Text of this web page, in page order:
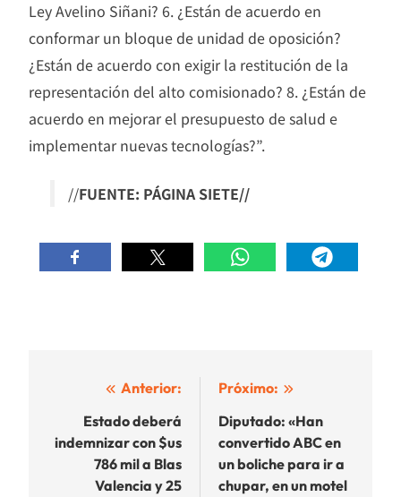
Ley Avelino Siñani? 6. ¿Están de acuerdo en
conformar un bloque de unidad de oposición?
¿Están de acuerdo con exigir la restitución de la
representación del alto comisionado? 8. ¿Están de
acuerdo en mejorar el presupuesto de salud e
implementar nuevas tecnologías?”.
//FUENTE: PÁGINA SIETE//
Navegación
entradas
Anterior:
Estado deberá
indemnizar con $us
786 mil a Blas
Valencia y 25
Próximo:
Diputado: «Han
convertido ABC en
un boliche para ir a
chupar, en un motel